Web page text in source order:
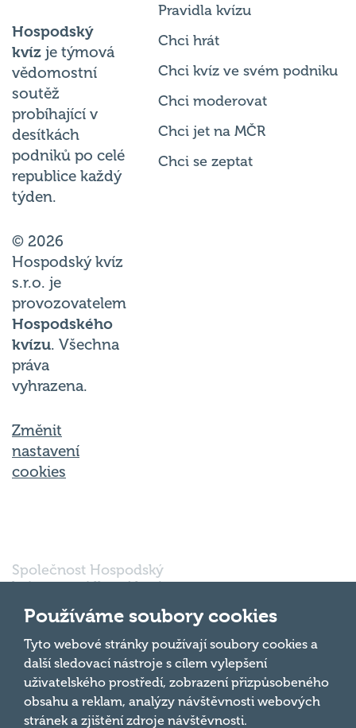
Hospodský
kvíz je týmová
vědomostní
soutěž
probíhající v
desítkách
podniků po celé
republice každý
týden.
© 2026
Hospodský kvíz
s.r.o. je
provozovatelem
Hospodského
kvízu. Všechna
práva
vyhrazena.
Změnit
nastavení
cookies
Pravidla kvízu
Chci hrát
Chci kvíz ve svém podniku
Chci moderovat
Chci jet na MČR
Chci se zeptat
Společnost Hospodský
kvíz s.r.o., sídlem Nové
602 00 Brno, IČ:
03980138, DIČ:
CZ03980138 je vedena
pod spisovou značkou
a oddílem 90428 C u
Krajského soudu v
Brně.
Nahoru
Používáme soubory cookies
Tyto webové stránky používají soubory cookies a
další sledovací nástroje s cílem vylepšení
uživatelského prostředí, zobrazení přizpůsobeného
obsahu a reklam, analýzy návštěvnosti webových
stránek a zjištění zdroje návštěvnosti.